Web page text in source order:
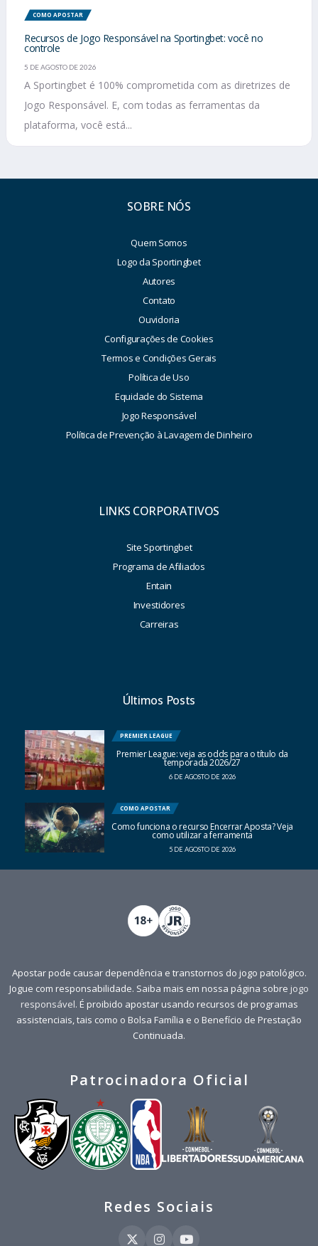
COMO APOSTAR
Recursos de Jogo Responsável na Sportingbet: você no
controle
5 DE AGOSTO DE 2026
A Sportingbet é 100% comprometida com as diretrizes de
Jogo Responsável. E, com todas as ferramentas da
plataforma, você está...
SOBRE NÓS
Quem Somos
Logo da Sportingbet
Autores
Contato
Ouvidoria
Configurações de Cookies
Termos e Condições Gerais
Política de Uso
Equidade do Sistema
Jogo Responsável
Política de Prevenção à Lavagem de Dinheiro
LINKS CORPORATIVOS
Site Sportingbet
Programa de Afiliados
Entain
Investidores
Carreiras
Últimos Posts
PREMIER LEAGUE
Premier League: veja as odds para o título da
temporada 2026/27
6 DE AGOSTO DE 2026
COMO APOSTAR
Como funciona o recurso Encerrar Aposta? Veja
como utilizar a ferramenta
5 DE AGOSTO DE 2026
Apostar pode causar dependência e transtornos do jogo patológico.
Jogue com responsabilidade. Saiba mais em nossa página sobre jogo
responsável. É proibido apostar usando recursos de programas
assistenciais, tais como o Bolsa Família e o Benefício de Prestação
Continuada.
Patrocinadora Oficial
Redes Sociais